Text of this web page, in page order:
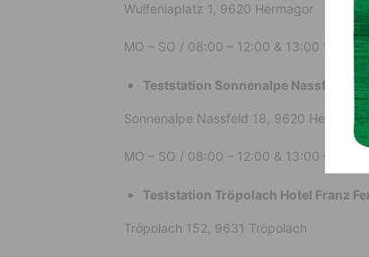
Wulfeniaplatz 1, 9620 Hermagor
MO – SO / 08:00 – 12:00 & 13:00 17:00
Teststation Sonnenalpe Nassfeld –
Sonnenalpe Nassfeld 18, 9620 Hermagor
MO – SO / 08:00 – 12:00 & 13:00 – 17:00
Teststation Tröpolach Hotel Franz
Tröpolach 152, 9631 Tröpolach